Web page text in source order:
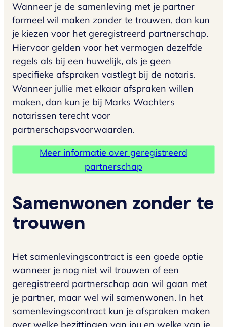
Wanneer je de samenleving met je partner
formeel wil maken zonder te trouwen, dan kun
je kiezen voor het geregistreerd partnerschap.
Hiervoor gelden voor het vermogen dezelfde
regels als bij een huwelijk, als je geen
specifieke afspraken vastlegt bij de notaris.
Wanneer jullie met elkaar afspraken willen
maken, dan kun je bij Marks Wachters
notarissen terecht voor
partnerschapsvoorwaarden.
Meer informatie over geregistreerd
partnerschap
Samenwonen zonder te
trouwen
Het samenlevingscontract is een goede optie
wanneer je nog niet wil trouwen of een
geregistreerd partnerschap aan wil gaan met
je partner, maar wel wil samenwonen. In het
samenlevingscontract kun je afspraken maken